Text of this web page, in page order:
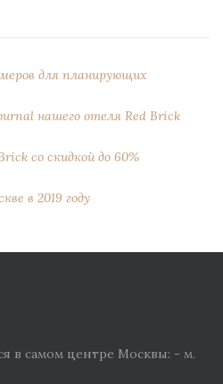
для планирующих
нашего отеля Red Brick
со скидкой до 60%
в 2019 году
в самом центре Москвы: - м.